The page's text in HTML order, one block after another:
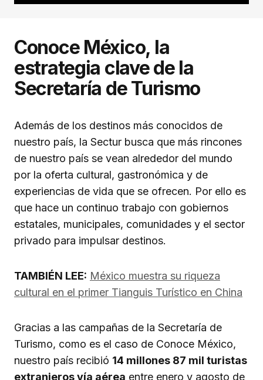
Conoce México, la
estrategia clave de la
Secretaría de Turismo
Además de los destinos más conocidos de
nuestro país, la Sectur busca que más rincones
de nuestro país se vean alrededor del mundo
por la oferta cultural, gastronómica y de
experiencias de vida que se ofrecen. Por ello es
que hace un continuo trabajo con gobiernos
estatales, municipales, comunidades y el sector
privado para impulsar destinos.
TAMBIÉN LEE: México muestra su riqueza
cultural en el primer Tianguis Turístico en China
Gracias a las campañas de la Secretaría de
Turismo, como es el caso de Conoce México,
nuestro país recibió 14 millones 87 mil turistas
extranjeros vía aérea entre enero y agosto de